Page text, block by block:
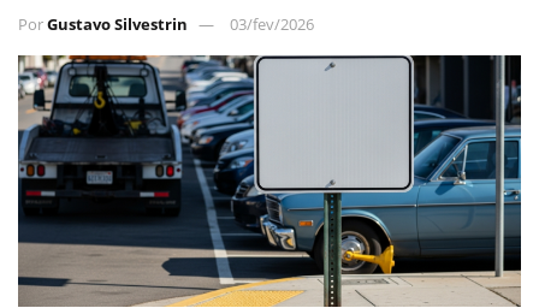
PorGustavo Silvestrin 03/fev/2026